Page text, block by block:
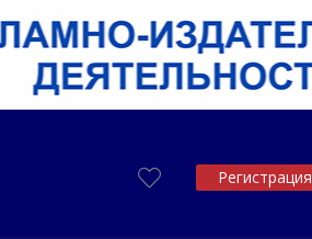
Регистрация